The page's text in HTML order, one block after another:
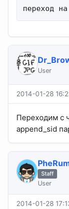
переход
User
2014-01-28
Переходим с
append_sid
Staff
User
2014-01-28